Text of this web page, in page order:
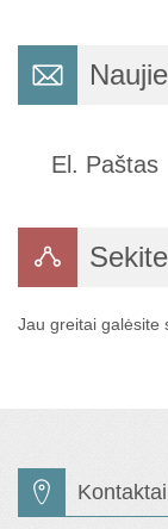
El. Paštas
Jau greitai galėsite
Kontaktai